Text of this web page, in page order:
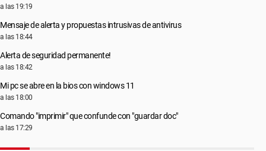
a las 19:19
Mensaje de alerta y propuestas intrusivas de antivirus
a las 18:44
Alerta de seguridad permanente!
a las 18:42
Mi pc se abre en la bios con windows 11
a las 18:00
Comando "imprimir" que confunde con "guardar doc"
a las 17:29